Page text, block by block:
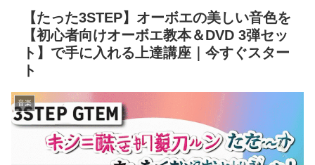
【たった3STEP】オーボエの美しい音色を
【初心者向けオーボエ教本＆DVD 3弾セッ
ト】で手に入れる上達講座｜今すぐスター
ト
音楽